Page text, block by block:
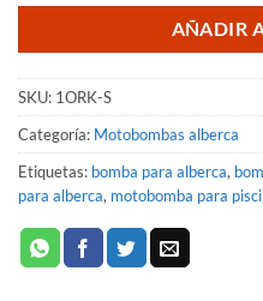
AÑADIR
SKU: 1ORK-S
Categoría: Motobombas alberca
Etiquetas: bomba para alberca,
para alberca, motobomba para